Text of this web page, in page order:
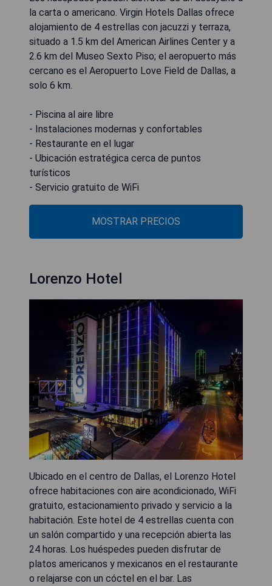
la carta o americano. Virgin Hotels Dallas ofrece
alojamiento de 4 estrellas con jacuzzi y terraza,
situado a 1.5 km del American Airlines Center y a
2.6 km del Museo Sexto Piso; el aeropuerto más
cercano es el Aeropuerto Love Field de Dallas, a
solo 6 km.
- Piscina al aire libre
- Instalaciones modernas y confortables
- Restaurante en el lugar
- Ubicación estratégica cerca de puntos
turísticos
- Servicio gratuito de WiFi
MOSTRAR PRECIOS
Lorenzo Hotel
Ubicado en el centro de Dallas, el Lorenzo Hotel
ofrece habitaciones con aire acondicionado, WiFi
gratuito, estacionamiento privado y servicio a la
habitación. Este hotel de 4 estrellas cuenta con
un salón compartido y una recepción abierta las
24 horas. Los huéspedes pueden disfrutar de
platos americanos y mexicanos en el restaurante
o relajarse con un cóctel en el bar. Las